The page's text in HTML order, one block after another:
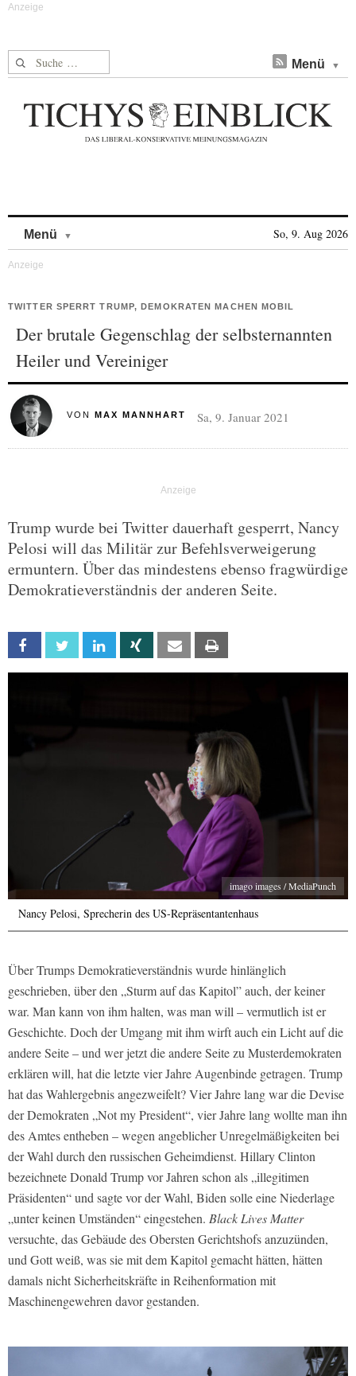
Suche nach: Menü
Menü So, 9. Aug 2026
TWITTER SPERRT TRUMP, DEMOKRATEN MACHEN MOBIL
Der brutale Gegenschlag der selbsternannten
Heiler und Vereiniger
VON MAX MANNHART Sa, 9. Januar 2021
Trump wurde bei Twitter dauerhaft gesperrt, Nancy
Pelosi will das Militär zur Befehlsverweigerung
ermuntern. Über das mindestens ebenso fragwürdige
Demokratieverständnis der anderen Seite.
Facebook Twitter Linkedin Xing Email
imago images / MediaPunch
Nancy Pelosi, Sprecherin des US-Repräsentantenhaus
Über Trumps Demokratieverständnis wurde hinlänglich
geschrieben, über den „Sturm auf das Kapitol” auch, der keiner
war. Man kann von ihm halten, was man will – vermutlich ist er
Geschichte. Doch der Umgang mit ihm wirft auch ein Licht auf die
andere Seite – und wer jetzt die andere Seite zu Musterdemokraten
erklären will, hat die letzte vier Jahre Augenbinde getragen. Trump
hat das Wahlergebnis angezweifelt? Vier Jahre lang war die Devise
der Demokraten „Not my President“, vier Jahre lang wollte man ihn
des Amtes entheben – wegen angeblicher Unregelmäßigkeiten bei
der Wahl durch den russischen Geheimdienst. Hillary Clinton
bezeichnete Donald Trump vor Jahren schon als „illegitimen
Präsidenten“ und sagte vor der Wahl, Biden solle eine Niederlage
„unter keinen Umständen“ eingestehen. Black Lives Matter
versuchte, das Gebäude des Obersten Gerichtshofs anzuzünden,
und Gott weiß, was sie mit dem Kapitol gemacht hätten, hätten
damals nicht Sicherheitskräfte in Reihenformation mit
Maschinengewehren davor gestanden.